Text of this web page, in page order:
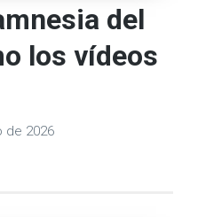
del
los vídeos
de 2026